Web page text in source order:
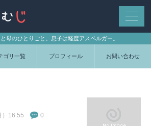
母のひとりごと。息子は軽度アスペルガー。
ゴリ一覧 プロフィール お問い合わせ
）16:55 0